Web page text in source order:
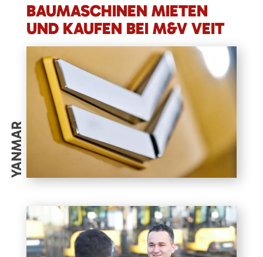
BAUMASCHINEN MIETEN
UND KAUFEN BEI M&V VEIT
YANMAR